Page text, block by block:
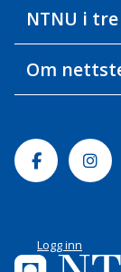
NTNU i
Om
Facebook
Logg inn